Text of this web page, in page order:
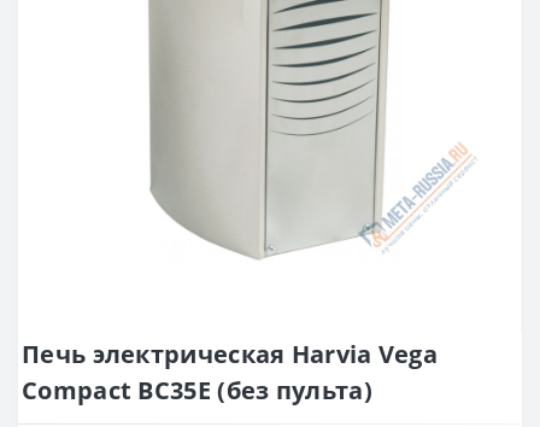
Печь электрическая Harvia Vega
Compact ВС35Е (без пульта)